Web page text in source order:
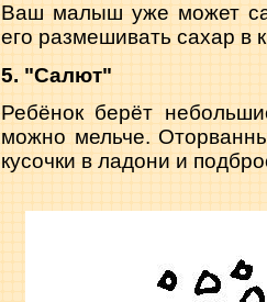
Ваш малыш уже может
его размешивать сахар в
5. "Салют"
Ребёнок берёт
можно мельче.
кусочки в ладони и